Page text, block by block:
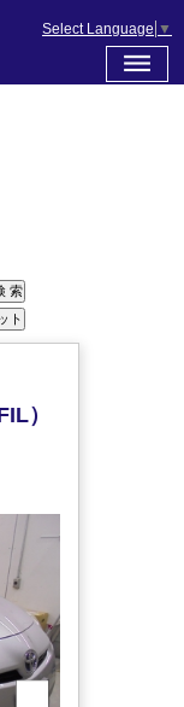
Select Language ▼
）